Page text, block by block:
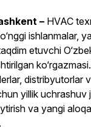
– ​​HVAC
ishlanmalar,
etuvchi
distribyutorlar
yillik uchrashuv
va yangi